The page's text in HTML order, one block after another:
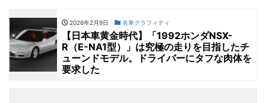
2026年2月9日 名車グラフィティ
【日本車黄金時代】「1992ホンダNSX-
R（E-NA1型）」は究極の走りを目指したチ
ューンドモデル。ドライバーにタフな肉体を
要求した